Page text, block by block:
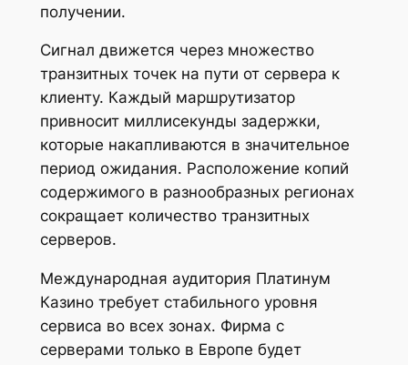
получении.
Сигнал движется через множество
транзитных точек на пути от сервера к
клиенту. Каждый маршрутизатор
привносит миллисекунды задержки,
которые накапливаются в значительное
период ожидания. Расположение копий
содержимого в разнообразных регионах
сокращает количество транзитных
серверов.
Международная аудитория Платинум
Казино требует стабильного уровня
сервиса во всех зонах. Фирма с
серверами только в Европе будет